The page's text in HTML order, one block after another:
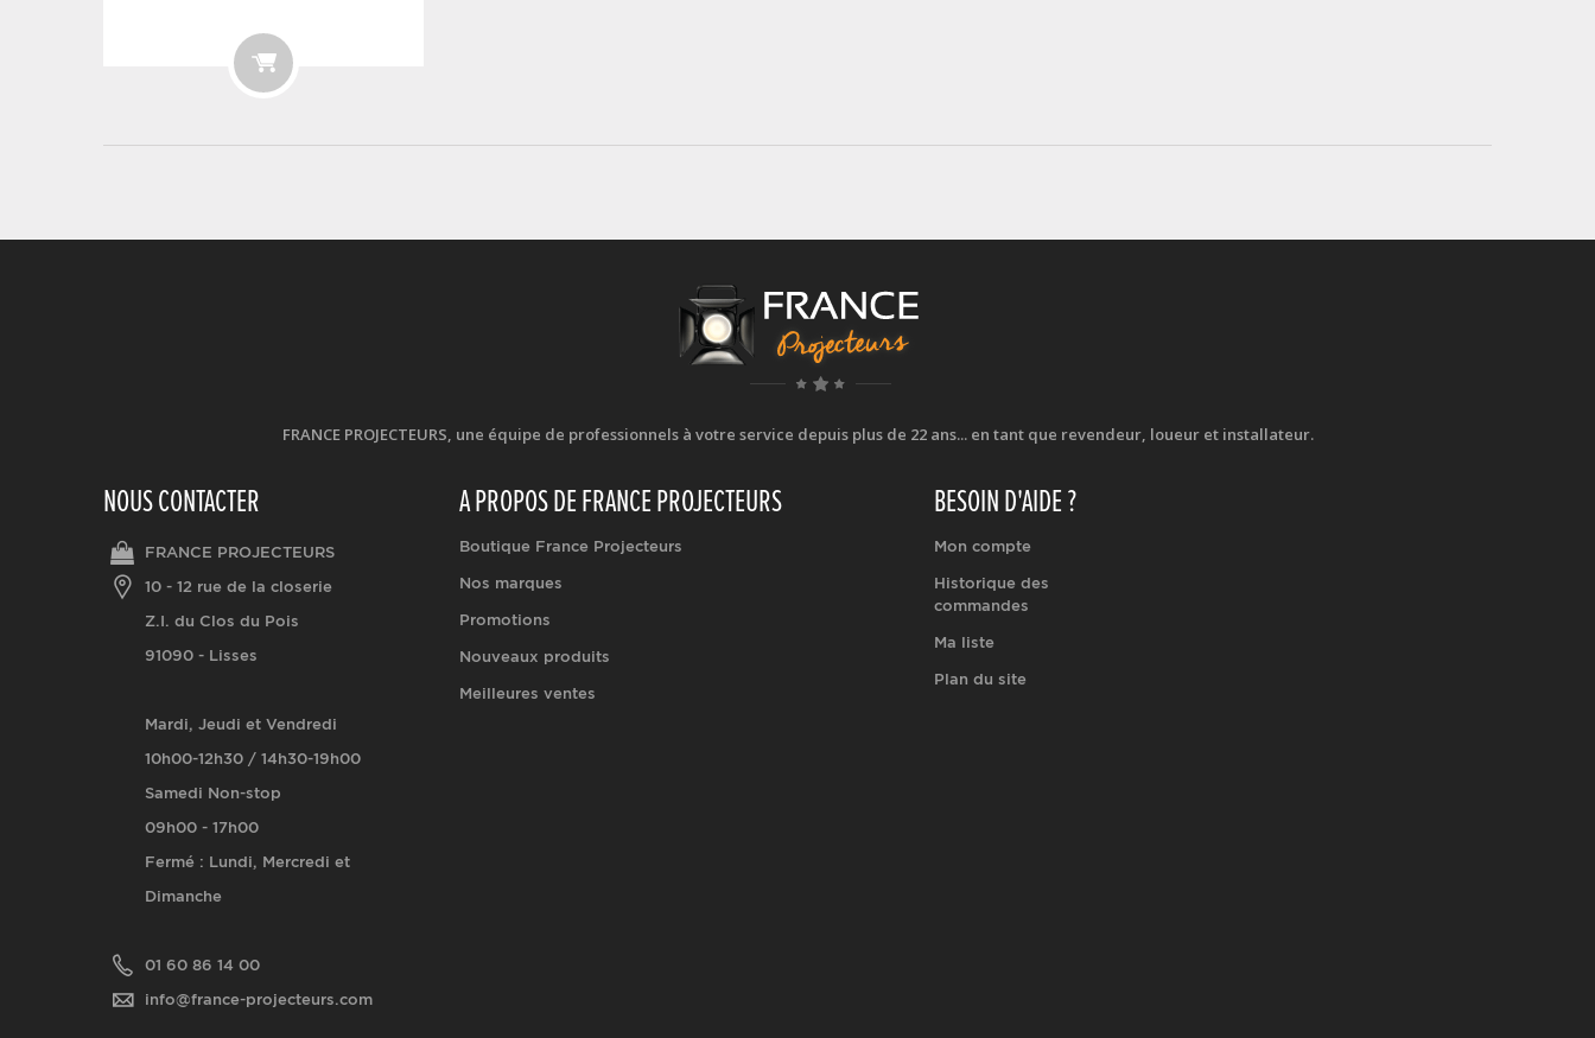
FRANCE PROJECTEURS, une équipe de professionnels à votre service depuis plus de 22 ans... en tant que revendeur, loueur et installateur.
NOUS CONTACTER
FRANCE PROJECTEURS
10 - 12 rue de la closerie
Z.I. du Clos du Pois
91090 - Lisses
Mardi, Jeudi et Vendredi
10h00-12h30 / 14h30-19h00
Samedi Non-stop
09h00 - 17h00
Fermé : Lundi, Mercredi et
Dimanche
01 60 86 14 00
info@france-projecteurs.com
A PROPOS DE FRANCE PROJECTEURS
Boutique France Projecteurs
Nos marques
Promotions
Nouveaux produits
Meilleures ventes
BESOIN D'AIDE ?
Mon compte
Historique des
commandes
Ma liste
Plan du site